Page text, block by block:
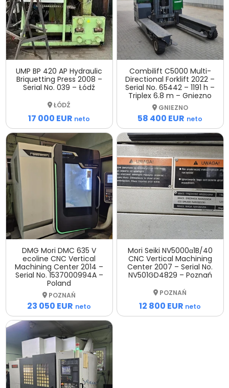
UMP BP 420 AP Hydraulic
Briquetting Press 2008 –
Serial No. 039 – Łódź
ŁÓDŹ
17 000 EUR neto
Combilift C5000 Multi-
Directional Forklift 2022 –
Serial No. 65442 – 1191 h –
Triplex 6.8 m – Gniezno
GNIEZNO
58 400 EUR neto
DMG Mori DMC 635 V
ecoline CNC Vertical
Machining Center 2014 –
Serial No. 1537000994A –
Poland
POZNAŃ
23 050 EUR neto
Mori Seiki NV5000α1B/40
CNC Vertical Machining
Center 2007 – Serial No.
NV501GD4829 – Poznań
POZNAŃ
12 800 EUR neto